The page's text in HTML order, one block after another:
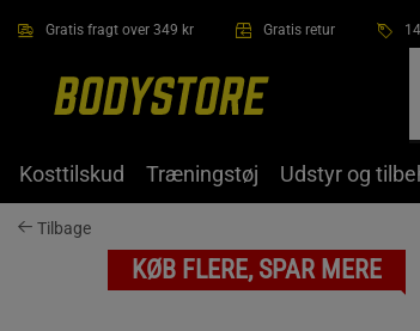
Gratis fragt over 349 kr Gratis retur
Kosttilskud Træningstøj Udstyr og
Tilbage
KØB FLERE, SPAR MERE